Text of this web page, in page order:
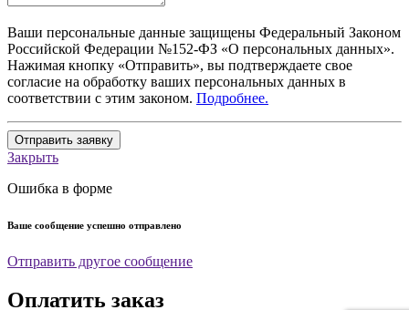
Ваши персональные данные защищены Федеральный Законом
Российской Федерации №152-ФЗ «О персональных данных».
Нажимая кнопку «Отправить», вы подтверждаете свое
согласие на обработку ваших персональных данных в
соответствии с этим законом. Подробнее.
Отправить заявку
Закрыть
Ошибка в форме
Ваше сообщение успешно отправлено
Отправить другое сообщение
Оплатить заказ